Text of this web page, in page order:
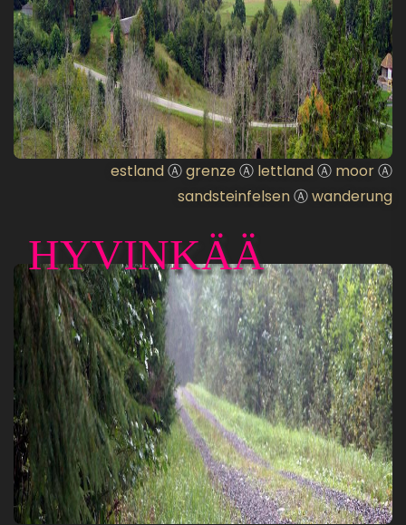
estlandⒶgrenze Ⓐ lettlandⒶ moorⒶ
sandsteinfelsenⒶwanderung
HYVINKÄÄ